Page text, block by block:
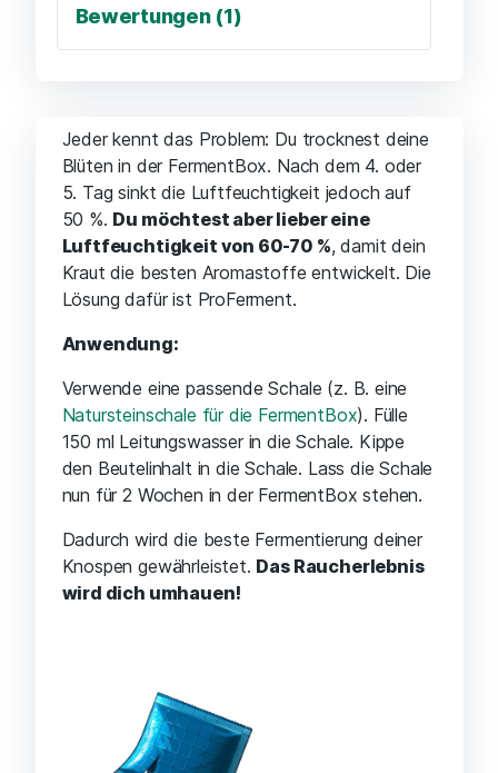
Bewertungen (1)
Jeder kennt das Problem: Du trocknest deine
Blüten in der FermentBox. Nach dem 4. oder
5. Tag sinkt die Luftfeuchtigkeit jedoch auf
50 %. Du möchtest aber lieber eine
Luftfeuchtigkeit von 60-70 %, damit dein
Kraut die besten Aromastoffe entwickelt. Die
Lösung dafür ist ProFerment.
Anwendung:
Verwende eine passende Schale (z. B. eine
Natursteinschale für die FermentBox). Fülle
150 ml Leitungswasser in die Schale. Kippe
den Beutelinhalt in die Schale. Lass die Schale
nun für 2 Wochen in der FermentBox stehen.
Dadurch wird die beste Fermentierung deiner
Knospen gewährleistet. Das Raucherlebnis
wird dich umhauen!